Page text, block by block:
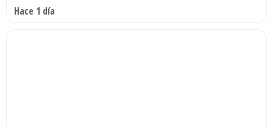
Hace 1 día